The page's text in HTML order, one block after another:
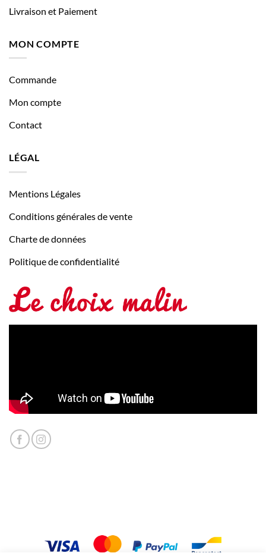
Livraison et Paiement
MON COMPTE
Commande
Mon compte
Contact
LÉGAL
Mentions Légales
Conditions générales de vente
Charte de données
Politique de confidentialité